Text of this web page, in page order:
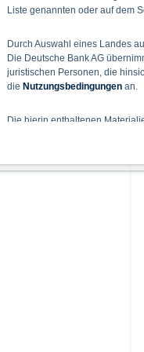
Liste genannten oder auf dem
Durch Auswahl eines Landes
Die Deutsche Bank AG
juristischen Personen, die
die Nutzungsbedingungen an.
Die hierin enthaltenen
Der Zugang zu auf diesen
Hinweise für die Nutzung
Die auf der X-markets
einschließlich der Risiken sind
Bedingungen) zu entnehmen.
Verkaufsdokument der
sollten Anleger den Prospekt
Prospekts durch die BaFin
Alle Meinungsäußerungen
Wie im jeweiligen